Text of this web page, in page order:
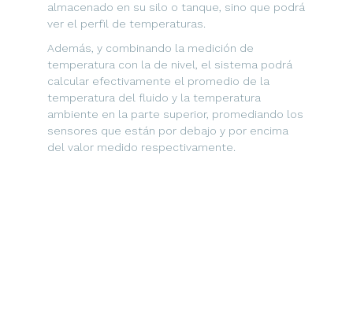
almacenado en su silo o tanque, sino que podrá
ver el perfil de temperaturas.
Además, y combinando la medición de
temperatura con la de nivel, el sistema podrá
calcular efectivamente el promedio de la
temperatura del fluido y la temperatura
ambiente en la parte superior, promediando los
sensores que están por debajo y por encima
del valor medido respectivamente.